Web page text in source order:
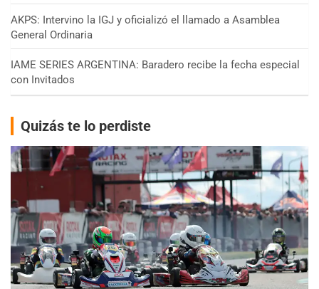
AKPS: Intervino la IGJ y oficializó el llamado a Asamblea
General Ordinaria
IAME SERIES ARGENTINA: Baradero recibe la fecha especial
con Invitados
Quizás te lo perdiste